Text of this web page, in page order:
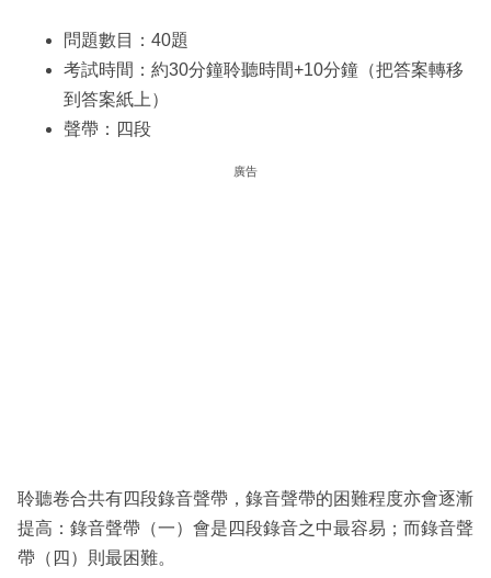
問題數目：40題
考試時間：約30分鐘聆聽時間+10分鐘（把答案轉移
到答案紙上）
聲帶：四段
廣告
聆聽卷合共有四段錄音聲帶，錄音聲帶的困難程度亦會逐漸
提高：錄音聲帶（一）會是四段錄音之中最容易；而錄音聲
帶（四）則最困難。